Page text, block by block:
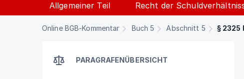
Allgemeiner Teil Recht der
Online BGB-Kommentar Buch 5 Abschnitt 5 §
PARAGRAFENÜBERSICHT